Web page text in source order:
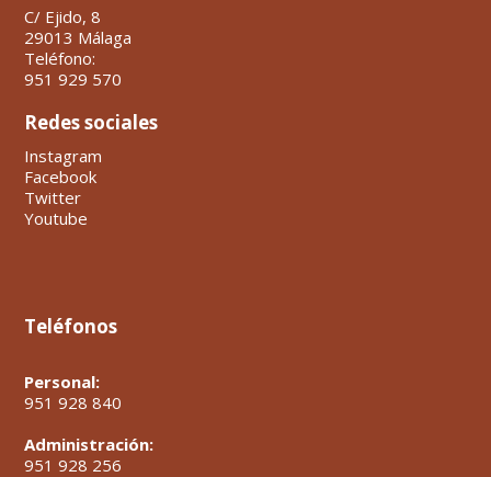
C/ Ejido, 8
29013 Málaga
Teléfono:
951 929 570
Redes sociales
Instagram
Facebook
Twitter
Youtube
Teléfonos
Personal:
951 928 840
Administración:
951 928 256